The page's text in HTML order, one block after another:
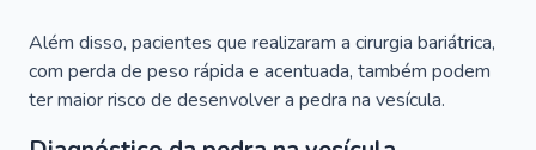
Além disso, pacientes que realizaram a cirurgia bariátrica,
com perda de peso rápida e acentuada, também podem
ter maior risco de desenvolver a pedra na vesícula.